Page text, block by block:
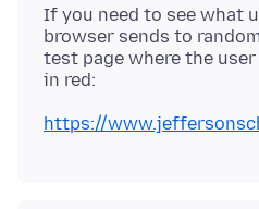
If you need to see what
browser sends to
test page where the
https://